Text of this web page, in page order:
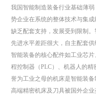
我国智能制造装备行业基础薄
势企业在系统的整体技术与集
缺乏配套支持，发展受到限制
先进水平差距很大，自主配套
智能装备的核心配件如工业芯
程控制器（PLC）、机器人的
誉为工业之母的机床是智能装
高端精密机床及刀具被国外企